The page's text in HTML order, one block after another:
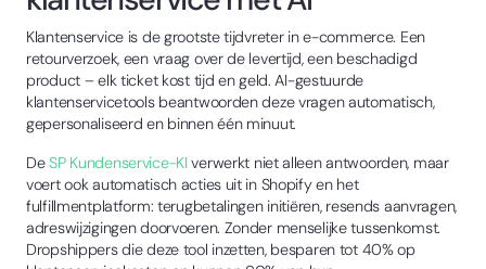
Klantenservice is de grootste tijdvreter in e-commerce. Een
retourverzoek, een vraag over de levertijd, een beschadigd
product – elk ticket kost tijd en geld. AI-gestuurde
klantenservicetools beantwoorden deze vragen automatisch,
gepersonaliseerd en binnen één minuut.
DeSP Kundenservice-KI verwerkt niet alleen antwoorden, maar
voert ook automatisch acties uit in Shopify en het
fulfillmentplatform: terugbetalingen initiëren, resends aanvragen,
adreswijzigingen doorvoeren. Zonder menselijke tussenkomst.
Dropshippers die deze tool inzetten, besparen tot 40% op